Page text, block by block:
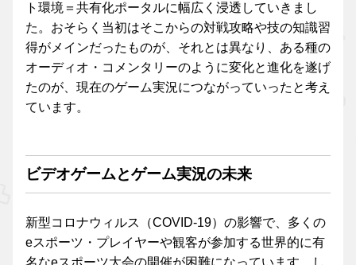
ト環境＝共有化ポータルに幅広く浸透していきまし
た。おそらく当初はそこからの対戦攻略や技の知識習
得がメインだったものが、それとは異なり、ある種の
オーディオ・コメンタリーのように変化と進化を遂げ
たのが、現在のゲーム実況につながっていったと考え
ています。
ビデオゲームとゲーム実況の未来
新型コロナウィルス（COVID-19）の影響で、多くの
eスポーツ・プレイヤーや観客が参加する世界的に有